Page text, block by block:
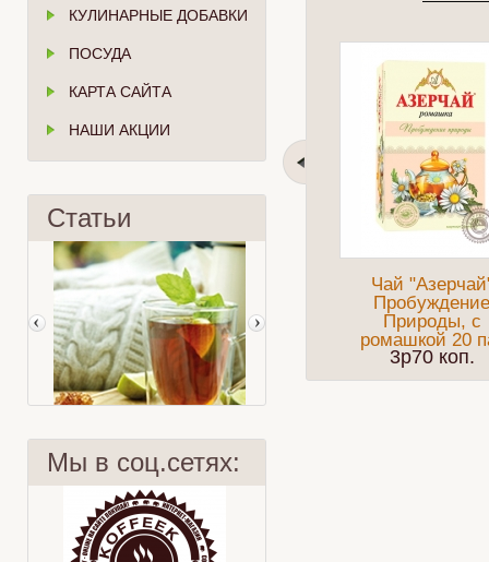
КУЛИНАРНЫЕ ДОБАВКИ
ПОСУДА
КАРТА САЙТА
НАШИ АКЦИИ
Статьи
Марокканский чай
Мы в соц.сетях:
Чай
Природы, с
ромашкой 20
3p70 коп.